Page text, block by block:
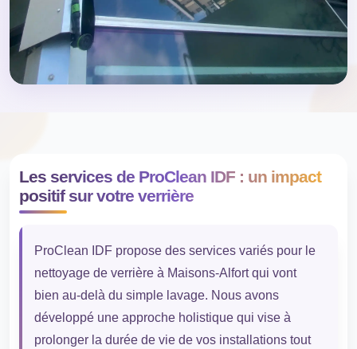
Les services de ProClean IDF : un impact
positif sur votre verrière
ProClean IDF propose des services variés pour le
nettoyage de verrière à Maisons-Alfort qui vont
bien au-delà du simple lavage. Nous avons
développé une approche holistique qui vise à
prolonger la durée de vie de vos installations tout